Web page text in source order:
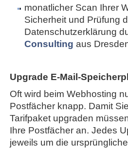
monatlicher Scan Ihrer
Sicherheit und Prüfung
Datenschutzerklärung
Consulting aus
Upgrade E-Mail-
Oft wird beim Webhosting
Postfächer knapp. Damit
Tarifpaket upgraden
Ihre Postfächer an. Jedes
jeweils um die